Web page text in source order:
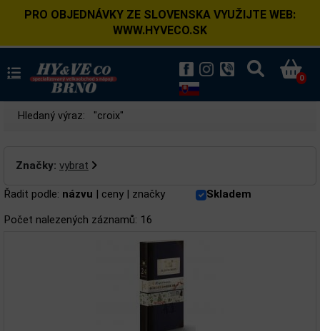
PRO OBJEDNÁVKY ZE SLOVENSKA VYUŽIJTE WEB:
WWW.HYVECO.SK
0
Hledaný výraz: "croix"
Značky: vybrat
Řadit podle: názvu | ceny | značky
Skladem
Počet nalezených záznamů: 16